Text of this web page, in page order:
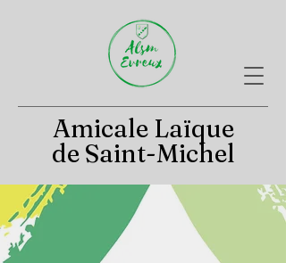
Amicale Laïque
de Saint-Michel